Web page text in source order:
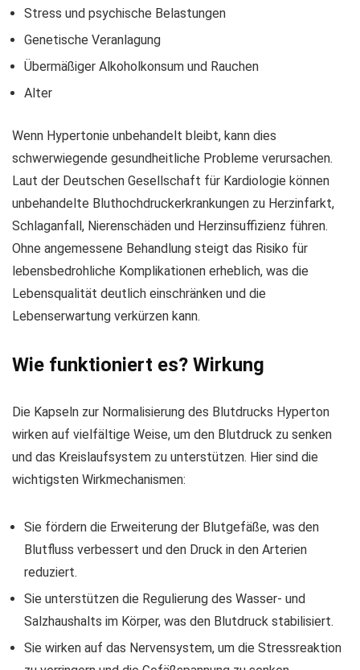
Stress und psychische Belastungen
Genetische Veranlagung
Übermäßiger Alkoholkonsum und Rauchen
Alter
Wenn Hypertonie unbehandelt bleibt, kann dies
schwerwiegende gesundheitliche Probleme verursachen.
Laut der Deutschen Gesellschaft für Kardiologie können
unbehandelte Bluthochdruckerkrankungen zu Herzinfarkt,
Schlaganfall, Nierenschäden und Herzinsuffizienz führen.
Ohne angemessene Behandlung steigt das Risiko für
lebensbedrohliche Komplikationen erheblich, was die
Lebensqualität deutlich einschränken und die
Lebenserwartung verkürzen kann.
Wie funktioniert es? Wirkung
Die Kapseln zur Normalisierung des Blutdrucks Hyperton
wirken auf vielfältige Weise, um den Blutdruck zu senken
und das Kreislaufsystem zu unterstützen. Hier sind die
wichtigsten Wirkmechanismen:
Sie fördern die Erweiterung der Blutgefäße, was den
Blutfluss verbessert und den Druck in den Arterien
reduziert.
Sie unterstützen die Regulierung des Wasser- und
Salzhaushalts im Körper, was den Blutdruck stabilisiert.
Sie wirken auf das Nervensystem, um die Stressreaktion